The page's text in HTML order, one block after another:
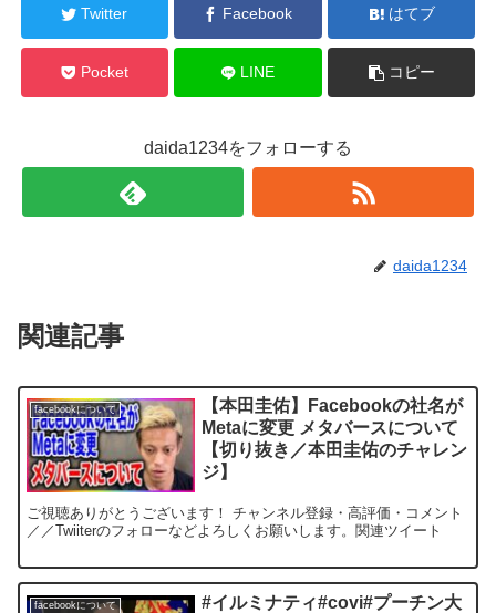
Twitter Facebook はてブ
Pocket LINE コピー
daida1234をフォローする
daida1234
関連記事
facebookについて
【本田圭佑】Facebookの社名が
Metaに変更 メタバースについて
【切り抜き／本田圭佑のチャレン
ジ】
ご視聴ありがとうございます！ チャンネル登録・高評価・コメント
／／Twiiterのフォローなどよろしくお願いします。関連ツイート
facebookについて
#イルミナティ#covi#プーチン大